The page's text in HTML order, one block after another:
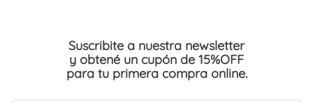
Suscribite a nuestra newsletter
y obtené un cupón de 15%OFF
para tu primera compra online.